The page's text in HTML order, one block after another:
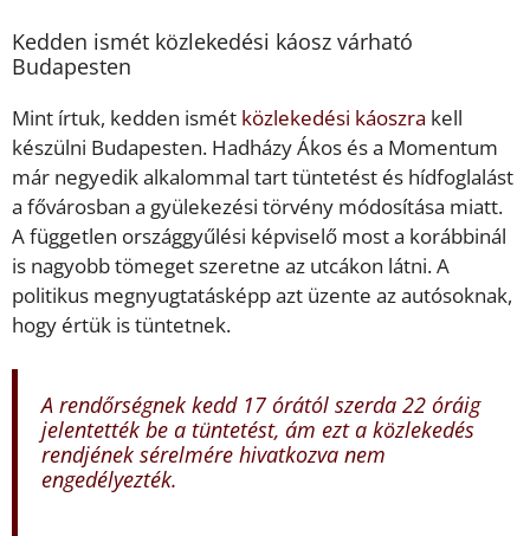
Kedden ismét közlekedési káosz várható
Budapesten
Mint írtuk, kedden ismét közlekedési káoszra kell
készülni Budapesten. Hadházy Ákos és a Momentum
már negyedik alkalommal tart tüntetést és hídfoglalást
a fővárosban a gyülekezési törvény módosítása miatt.
A független országgyűlési képviselő most a korábbinál
is nagyobb tömeget szeretne az utcákon látni. A
politikus megnyugtatásképp azt üzente az autósoknak,
hogy értük is tüntetnek.
A rendőrségnek kedd 17 órától szerda 22 óráig
jelentették be a tüntetést, ám ezt a közlekedés
rendjének sérelmére hivatkozva nem
engedélyezték.